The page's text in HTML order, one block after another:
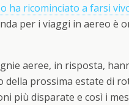
ha ricominciato a farsi
per i viaggi in aereo è
aeree, in risposta,
della prossima estate di
più disparate e così i